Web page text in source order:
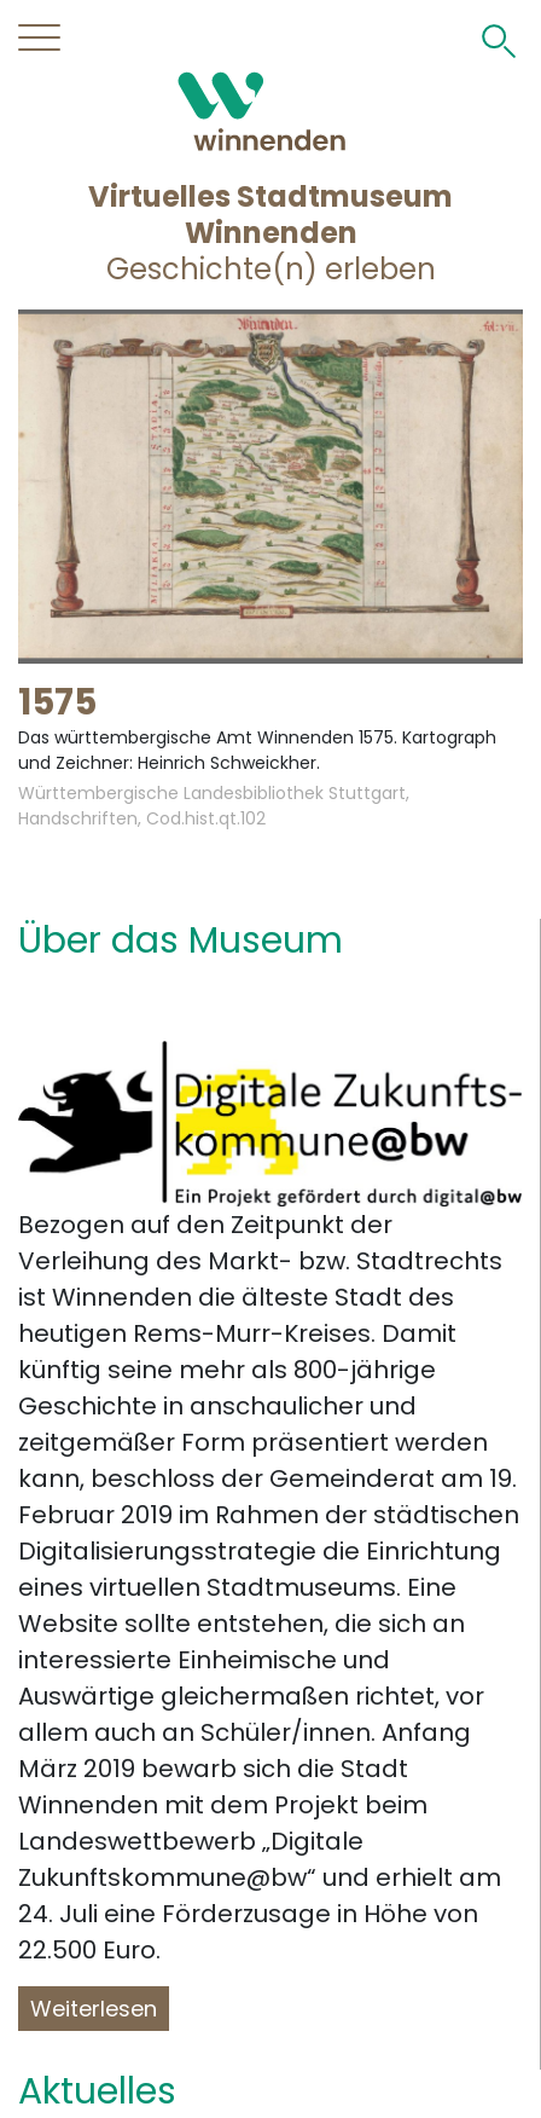
Direkt
zum
Virtuelles Stadtmuseum
Winnenden
Geschichte(n) erleben
1575
Das württembergische Amt Winnenden 1575. Kartograph
und Zeichner: Heinrich Schweickher.
Württembergische Landesbibliothek Stuttgart,
Handschriften, Cod.hist.qt.102
Über das Museum
Bezogen auf den Zeitpunkt der
Verleihung des Markt- bzw. Stadtrechts
ist Winnenden die älteste Stadt des
heutigen Rems-Murr-Kreises. Damit
künftig seine mehr als 800-jährige
Geschichte in anschaulicher und
zeitgemäßer Form präsentiert werden
kann, beschloss der Gemeinderat am 19.
Februar 2019 im Rahmen der städtischen
Digitalisierungsstrategie die Einrichtung
eines virtuellen Stadtmuseums. Eine
Website sollte entstehen, die sich an
interessierte Einheimische und
Auswärtige gleichermaßen richtet, vor
allem auch an Schüler/innen. Anfang
März 2019 bewarb sich die Stadt
Winnenden mit dem Projekt beim
Landeswettbewerb „Digitale
Zukunftskommune@bw“ und erhielt am
24. Juli eine Förderzusage in Höhe von
22.500 Euro.
Weiterlesen
Aktuelles